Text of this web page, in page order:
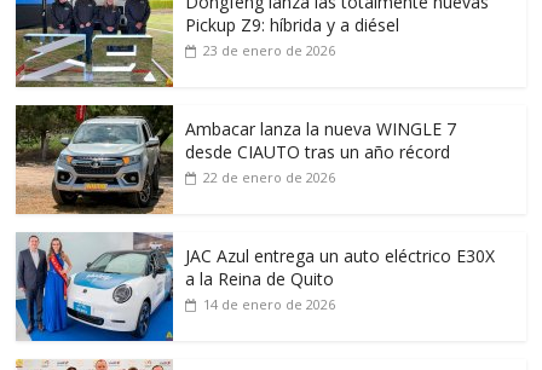
Pickup Z9: híbrida y a diésel
23 de enero de 2026
Ambacar lanza la nueva WINGLE 7
desde CIAUTO tras un año récord
22 de enero de 2026
JAC Azul entrega un auto eléctrico E30X
a la Reina de Quito
14 de enero de 2026